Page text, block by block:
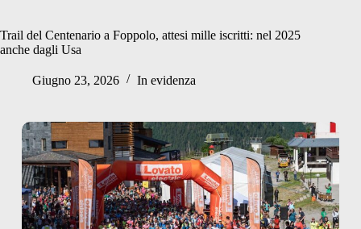
Trail del Centenario a Foppolo, attesi mille iscritti: nel 2025
anche dagli Usa
Giugno 23, 2026 In evidenza